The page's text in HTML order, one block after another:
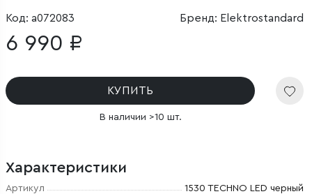
Код: a072083 Бренд: Elektrostandard
6 990 ₽
КУПИТЬ
В наличии >10 шт.
Характеристики
Артикул
1530 TECHNO LED черный